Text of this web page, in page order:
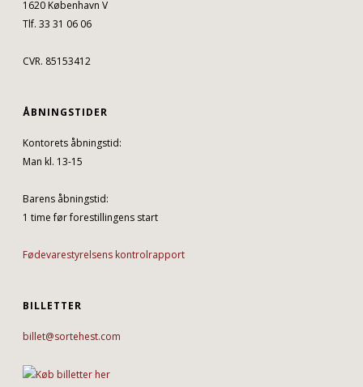
1620 København V
Tlf. 33 31 06 06
CVR. 85153412
ÅBNINGSTIDER
Kontorets åbningstid:
Man kl. 13-15
Barens åbningstid:
1 time før forestillingens start
Fødevarestyrelsens kontrolrapport
BILLETTER
billet@sortehest.com